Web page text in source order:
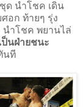
ด นำโชค เดิน
อก ท้ายๆ รุ่ง
นำโชค พยานไล่
ป็นฝ่ายชนะ
นที